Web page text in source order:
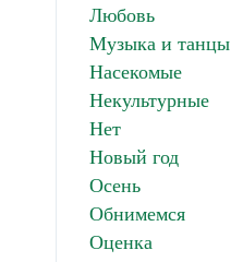
Любовь
Музыка и танцы
Насекомые
Некультурные
Нет
Новый год
Осень
Обнимемся
Оценка